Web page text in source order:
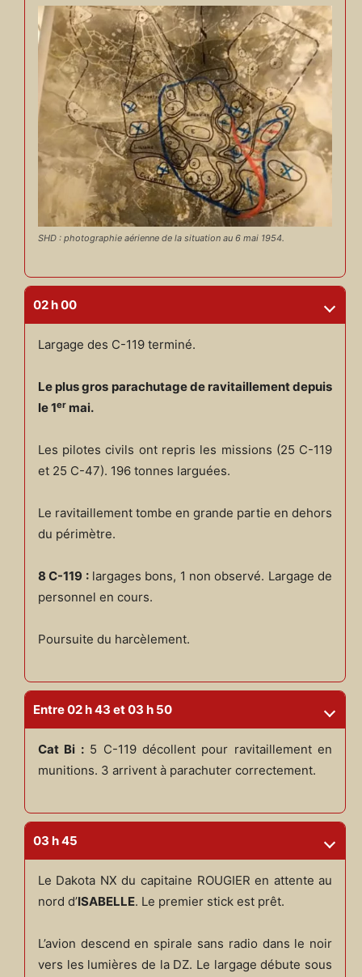
SHD : photographie aérienne de la situation au 6 mai 1954.
02 h 00
Largage des C-119 terminé.
Le plus gros parachutage de ravitaillement depuis
le 1ermai.
Les pilotes civils ont repris les missions (25 C-119
et 25 C-47). 196 tonnes larguées.
Le ravitaillement tombe en grande partie en dehors
du périmètre.
8 C-119 :largages bons, 1 non observé. Largage de
personnel en cours.
Poursuite du harcèlement.
Entre 02 h 43 et 03 h 50
Cat Bi :5 C-119 décollent pour ravitaillement en
munitions. 3 arrivent à parachuter correctement.
03 h 45
Le Dakota NX du capitaine ROUGIER en attente au
nord d’ISABELLE. Le premier stick est prêt.
L’avion descend en spirale sans radio dans le noir
vers les lumières de la DZ. Le largage débute sous